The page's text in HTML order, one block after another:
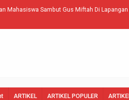
Mahasiswa Sambut Gus Miftah Di
ARTIKEL ARTIKEL POPULER